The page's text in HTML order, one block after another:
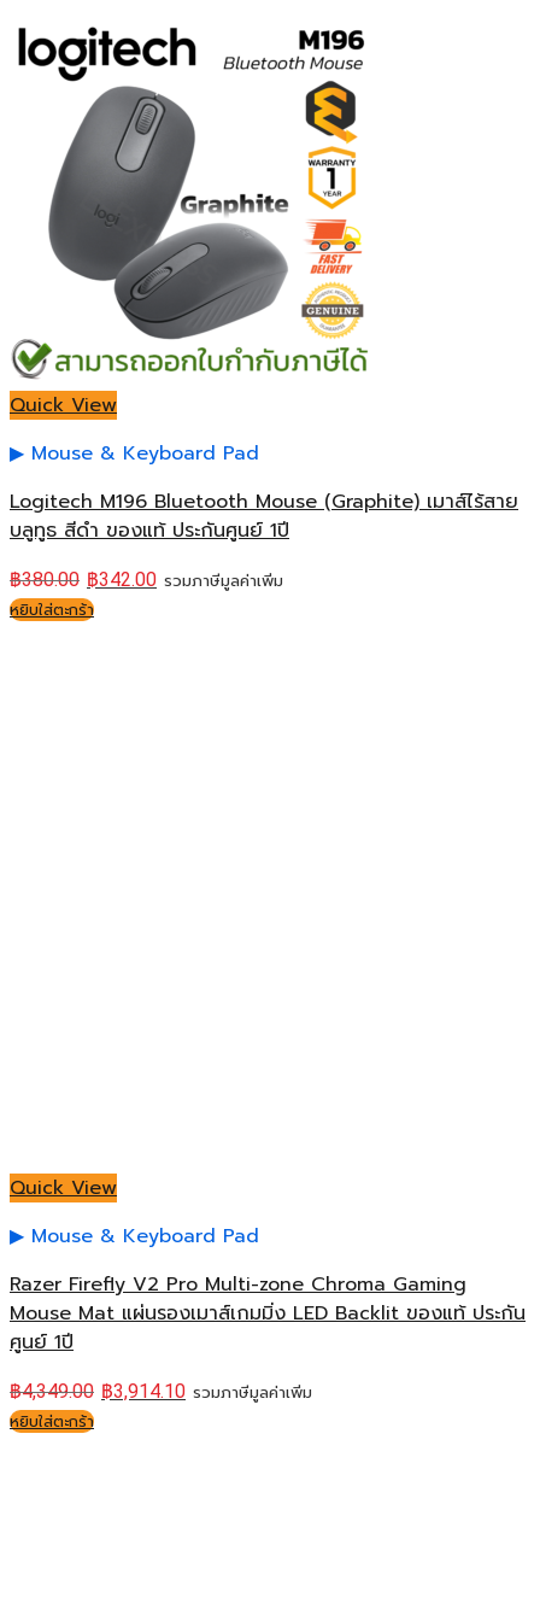
Quick View
Mouse & Keyboard Pad
Logitech M196 Bluetooth Mouse (Graphite) เมาส์ไร้สาย
บลูทูธ สีดำ ของแท้ ประกันศูนย์ 1ปี
฿380.00 ฿342.00 รวมภาษีมูลค่าเพิ่ม
หยิบใส่ตะกร้า
Quick View
Mouse & Keyboard Pad
Razer Firefly V2 Pro Multi-zone Chroma Gaming
Mouse Mat แผ่นรองเมาส์เกมมิ่ง LED Backlit ของแท้ ประกัน
ศูนย์ 1ปี
฿4,349.00 ฿3,914.10 รวมภาษีมูลค่าเพิ่ม
หยิบใส่ตะกร้า